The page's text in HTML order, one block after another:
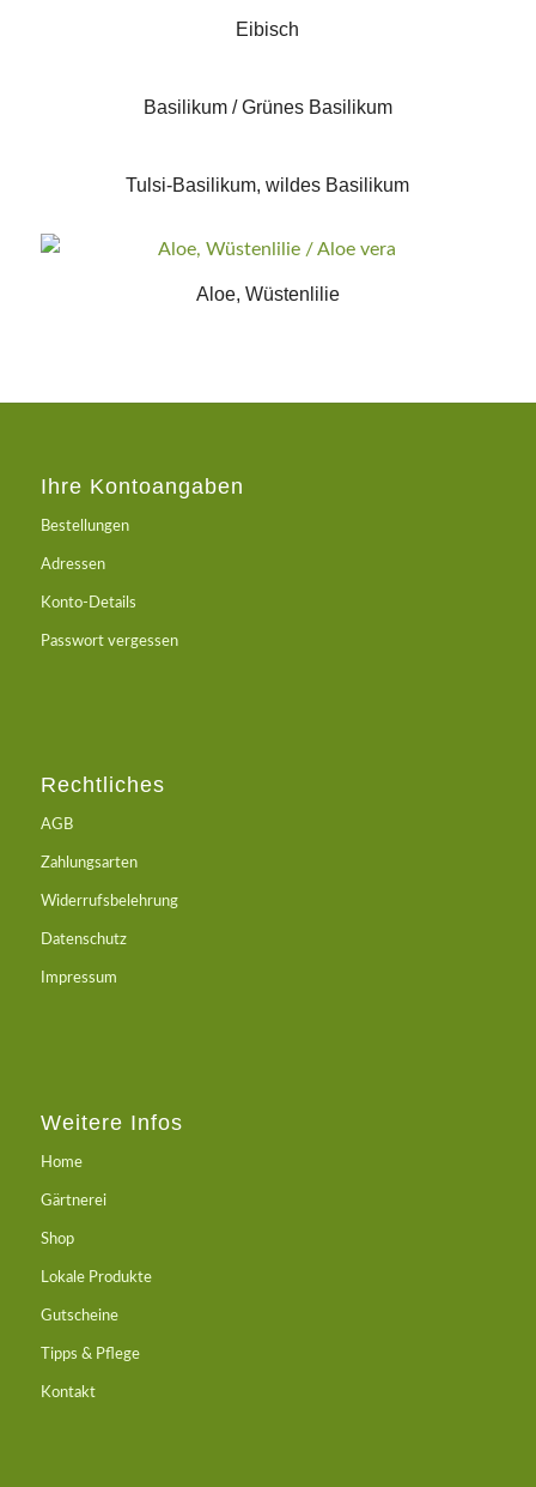
Eibisch
Basilikum / Grünes Basilikum
Tulsi-Basilikum, wildes Basilikum
Aloe, Wüstenlilie
Ihre Kontoangaben
Bestellungen
Adressen
Konto-Details
Passwort vergessen
Rechtliches
AGB
Zahlungsarten
Widerrufsbelehrung
Datenschutz
Impressum
Weitere Infos
Home
Gärtnerei
Shop
Lokale Produkte
Gutscheine
Tipps & Pflege
Kontakt